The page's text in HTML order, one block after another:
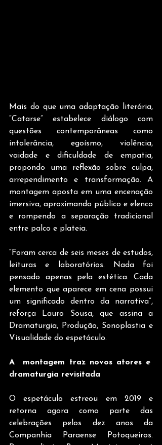
Mais do que uma adaptação literária,
“Catarse” estabelece diálogo com
questões contemporâneas como
intolerância, egoísmo, violência,
vaidade e dificuldade de empatia,
propondo uma reflexão sobre culpa,
arrependimento e transformação. A
montagem aposta em uma encenação
imersiva, aproximando público e elenco
e rompendo a separação tradicional
entre palco e plateia.
“Foram cerca de seis meses de estudos,
leituras e laboratórios. Nada foi
pensado apenas pela estética. Cada
elemento que aparece em cena possui
um significado dentro da narrativa”,
reforça Lauro Sousa, que assina a
Dramaturgia, Produção, Sonoplastia e
Visualidade do espetáculo.
A  montagem traz novos atores e
dramaturgia revisitada
O espetáculo estreou em 2019 e
retorna agora como parte das
celebrações pelos dez anos da
Companhia Paraense Potoqueiros.